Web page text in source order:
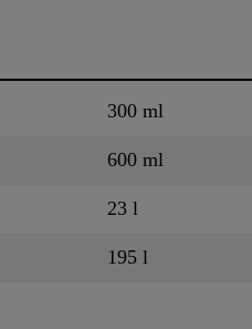
300 ml
600 ml
23 l
195 l